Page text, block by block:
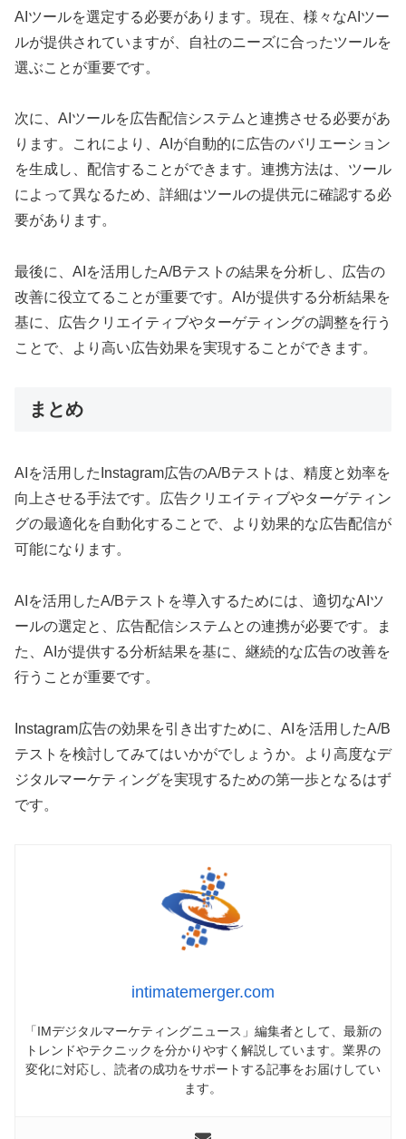
AIツールを選定する必要があります。現在、様々なAIツー
ルが提供されていますが、自社のニーズに合ったツールを
選ぶことが重要です。
次に、AIツールを広告配信システムと連携させる必要があ
ります。これにより、AIが自動的に広告のバリエーション
を生成し、配信することができます。連携方法は、ツール
によって異なるため、詳細はツールの提供元に確認する必
要があります。
最後に、AIを活用したA/Bテストの結果を分析し、広告の
改善に役立てることが重要です。AIが提供する分析結果を
基に、広告クリエイティブやターゲティングの調整を行う
ことで、より高い広告効果を実現することができます。
まとめ
AIを活用したInstagram広告のA/Bテストは、精度と効率を
向上させる手法です。広告クリエイティブやターゲティン
グの最適化を自動化することで、より効果的な広告配信が
可能になります。
AIを活用したA/Bテストを導入するためには、適切なAIツ
ールの選定と、広告配信システムとの連携が必要です。ま
た、AIが提供する分析結果を基に、継続的な広告の改善を
行うことが重要です。
Instagram広告の効果を引き出すために、AIを活用したA/B
テストを検討してみてはいかがでしょうか。より高度なデ
ジタルマーケティングを実現するための第一歩となるはず
です。
intimatemerger.com
「IMデジタルマーケティングニュース」編集者として、最新の
トレンドやテクニックを分かりやすく解説しています。業界の
変化に対応し、読者の成功をサポートする記事をお届けしてい
ます。